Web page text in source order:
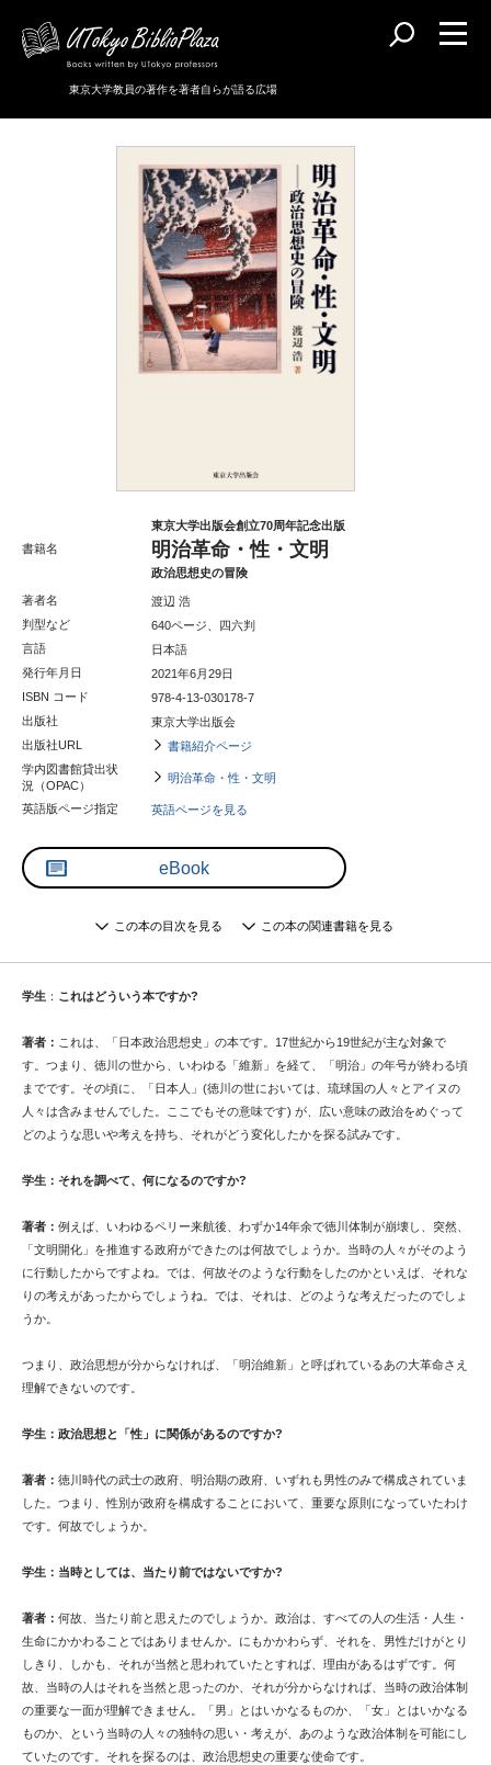
東京大学教員の著作を著者自らが語る広場
書籍名
東京大学出版会創立70周年記念出版
明治革命・性・文明
政治思想史の冒険
著者名
渡辺 浩
判型など
640ページ、四六判
言語
日本語
発行年月日
2021年6月29日
ISBN コード
978-4-13-030178-7
出版社
東京大学出版会
出版社URL
書籍紹介ページ
学内図書館貸出状
況（OPAC）
明治革命・性・文明
英語版ページ指定 英語ページを見る
eBook
この本の目次を見る この本の関連書籍を見る
学生 ： これはどういう本ですか?
著者： これは、「日本政治思想史」の本です。17世紀から19世紀が主な対象で
す。つまり、徳川の世から、いわゆる「維新」を経て、「明治」の年号が終わる頃
までです。その頃に、「日本人」(徳川の世においては、琉球国の人々とアイヌの
人々は含みませんでした。ここでもその意味です) が、広い意味の政治をめぐって
どのような思いや考えを持ち、それがどう変化したかを探る試みです。
学生：それを調べて、何になるのですか?
著者： 例えば、いわゆるペリー来航後、わずか14年余で徳川体制が崩壊し、突然、
「文明開化」を推進する政府ができたのは何故でしょうか。当時の人々がそのよう
に行動したからですよね。では、何故そのような行動をしたのかといえば、それな
りの考えがあったからでしょうね。では、それは、どのような考えだったのでしょ
うか。
つまり、政治思想が分からなければ、「明治維新」と呼ばれているあの大革命さえ
理解できないのです。
学生：政治思想と「性」に関係があるのですか?
著者： 徳川時代の武士の政府、明治期の政府、いずれも男性のみで構成されていま
した。つまり、性別が政府を構成することにおいて、重要な原則になっていたわけ
です。何故でしょうか。
学生：当時としては、当たり前ではないですか?
著者： 何故、当たり前と思えたのでしょうか。政治は、すべての人の生活・人生・
生命にかかわることではありませんか。にもかかわらず、それを、男性だけがとり
しきり、しかも、それが当然と思われていたとすれば、理由があるはずです。何
故、当時の人はそれを当然と思ったのか、それが分からなければ、当時の政治体制
の重要な一面が理解できません。「男」とはいかなるものか、「女」とはいかなる
ものか、という当時の人々の独特の思い・考えが、あのような政治体制を可能にし
ていたのです。それを探るのは、政治思想史の重要な使命です。